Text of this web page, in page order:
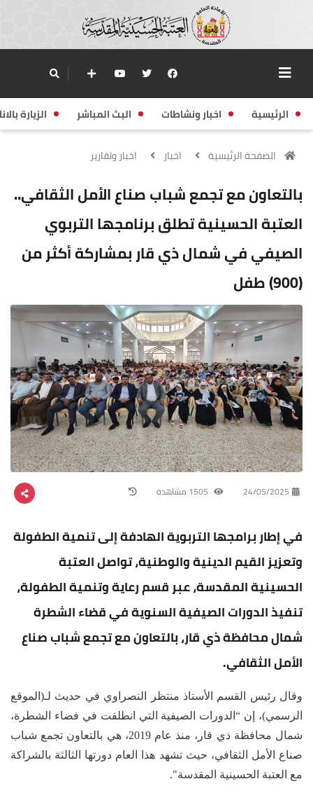
الرئيسية اخبار ونشاطات البث المباشر الزيارة
الصفحة الرئيسية اخبار اخبار وتقارير
بالتعاون مع تجمع شباب صناع الأمل الثقافي..
العتبة الحسينية تطلق برنامجها التربوي
الصيفي في شمال ذي قار بمشاركة أكثر من
(900) طفل
24/05/2025
في إطار برامجها التربوية الهادفة إلى تنمية الطفولة
وتعزيز القيم الدينية والوطنية، تواصل العتبة
الحسينية المقدسة، عبر قسم رعاية وتنمية الطفولة،
تنفيذ الدورات الصيفية السنوية في قضاء الشطرة
شمال محافظة ذي قار، بالتعاون مع تجمع شباب صناع
الأمل الثقافي.
وقال رئيس القسم الأستاذ منتظر النصراوي في حديث لـ(الموقع
الرسمي)، إن “الدورات الصيفية التي انطلقت في فضاء الشطرة،
شمال محافظة ذي قار، منذ عام 2019، هي بالتعاون تجمع شباب
صناع الأمل الثقافي، حيث تشهد هذا العام دورتها الثالثة بالشراكة
مع العتبة الحسينية المقدسة".